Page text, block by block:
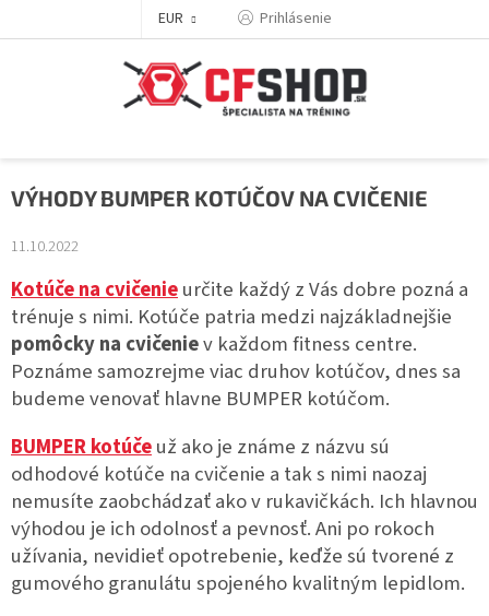
EUR Prihlásenie
VÝHODY BUMPER KOTÚČOV NA CVIČENIE
11.10.2022
Kotúče na cvičenieurčite každý z Vás dobre pozná a
trénuje s nimi. Kotúče patria medzi najzákladnejšie
pomôcky na cvičeniev každom fitness centre.
Poznáme samozrejme viac druhov kotúčov, dnes sa
budeme venovať hlavne BUMPER kotúčom.
BUMPER kotúčeuž ako je známe z názvu sú
odhodové kotúče na cvičenie a tak s nimi naozaj
nemusíte zaobchádzať ako v rukavičkách. Ich hlavnou
výhodou je ich odolnosť a pevnosť. Ani po rokoch
užívania, nevidieť opotrebenie, keďže sú tvorené z
gumového granulátu spojeného kvalitným lepidlom.